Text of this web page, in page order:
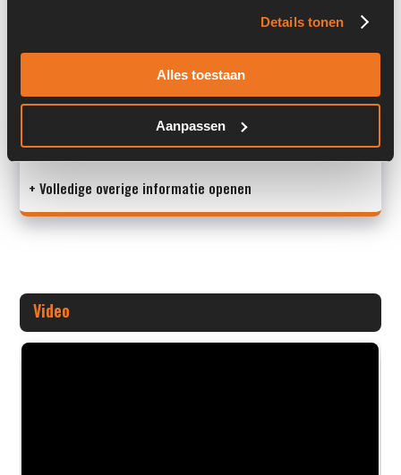
Details tonen
Alles toestaan
Aanpassen
S/N: -
Mac
+ Volledige overige informatie openen
Video